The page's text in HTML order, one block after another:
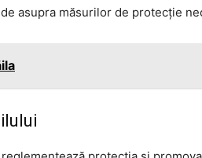
asupra măsurilor de protecție